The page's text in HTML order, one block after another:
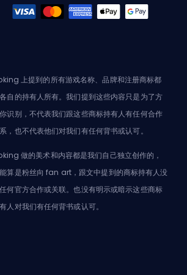
上提到的所有游戏名称、品牌和注册商标都
自的持有人所有。我们提到这些内容只是为了方
识别，不代表我们跟这些商标持有人有任何合作
，也不代表他们对我们有任何背书或认可。
做的美术和内容都是我们自己独立创作的，
算是粉丝向 fan art，跟文中提到的商标持有人没
何官方合作或关联。也没有明示或暗示这些商标
人对我们有任何背书或认可。